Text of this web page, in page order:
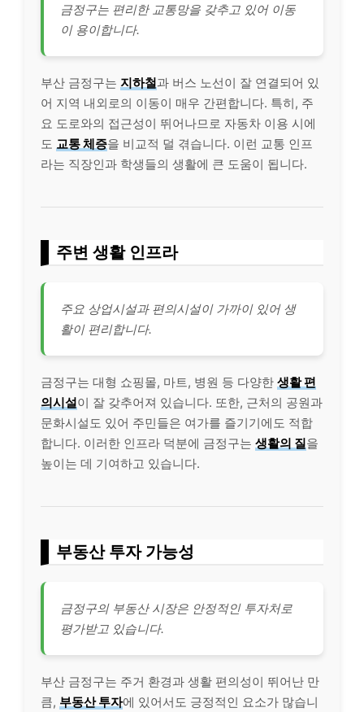
금정구는 편리한 교통망을 갖추고 있어 이동
이 용이합니다.
부산 금정구는 지하철과 버스 노선이 잘 연결되어 있
어 지역 내외로의 이동이 매우 간편합니다. 특히, 주
요 도로와의 접근성이 뛰어나므로 자동차 이용 시에
도 교통 체증을 비교적 덜 겪습니다. 이런 교통 인프
라는 직장인과 학생들의 생활에 큰 도움이 됩니다.
주변 생활 인프라
주요 상업시설과 편의시설이 가까이 있어 생
활이 편리합니다.
금정구는 대형 쇼핑몰, 마트, 병원 등 다양한 생활 편
의시설이 잘 갖추어져 있습니다. 또한, 근처의 공원과
문화시설도 있어 주민들은 여가를 즐기기에도 적합
합니다. 이러한 인프라 덕분에 금정구는 생활의 질을
높이는 데 기여하고 있습니다.
부동산 투자 가능성
금정구의 부동산 시장은 안정적인 투자처로
평가받고 있습니다.
부산 금정구는 주거 환경과 생활 편의성이 뛰어난 만
큼, 부동산 투자에 있어서도 긍정적인 요소가 많습니